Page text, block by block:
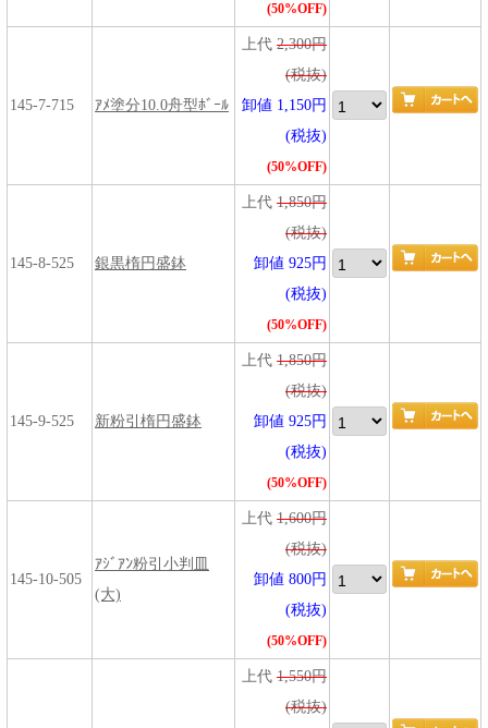
(50%OFF)
145-7-715 ｱﾒ塗分10.0舟型ﾎﾞｰﾙ
上代 2,300円
(税抜)
卸値 1,150円
(税抜)
(50%OFF)
145-8-525 銀黒楕円盛鉢
上代 1,850円
(税抜)
卸値 925円
(税抜)
(50%OFF)
145-9-525 新粉引楕円盛鉢
上代 1,850円
(税抜)
卸値 925円
(税抜)
(50%OFF)
145-10-505
ｱｼﾞｱﾝ粉引小判皿
(大)
上代 1,600円
(税抜)
卸値 800円
(税抜)
(50%OFF)
上代 1,550円
(税抜)